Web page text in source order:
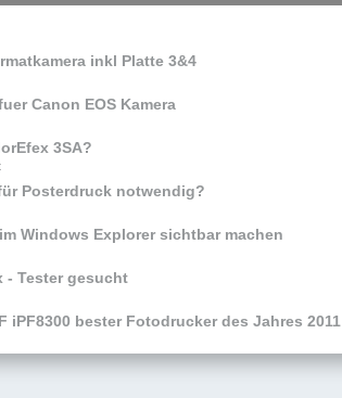
inkl Platte 3&4
Canon EOS Kamera
3SA?
Posterdruck notwendig?
Windows Explorer sichtbar machen
- Tester gesucht
iPF8300 bester Fotodrucker des Jahres 2011